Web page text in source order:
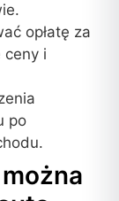
opłatę za
ceny i
po